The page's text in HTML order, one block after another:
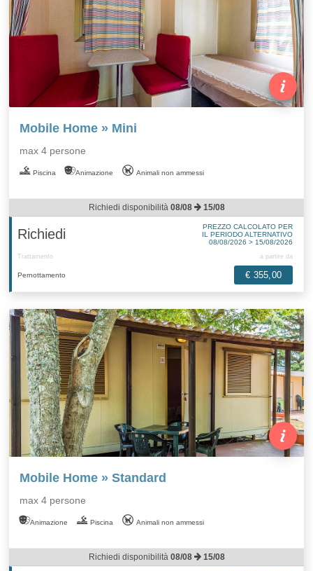
Mobile Home » Mini
max 4 persone
Piscina Animazione Animali non ammessi
Richiedi disponibilità 08/08 15/08
Richiedi
PREZZO CALCOLATO PER
IL PERIODO ALTERNATIVO
08/08/2026 > 15/08/2026
Trattamento a partire da
Pernottamento € 355,00
Mobile Home » Standard
max 4 persone
Animazione Piscina Animali non ammessi
Richiedi disponibilità 08/08 15/08